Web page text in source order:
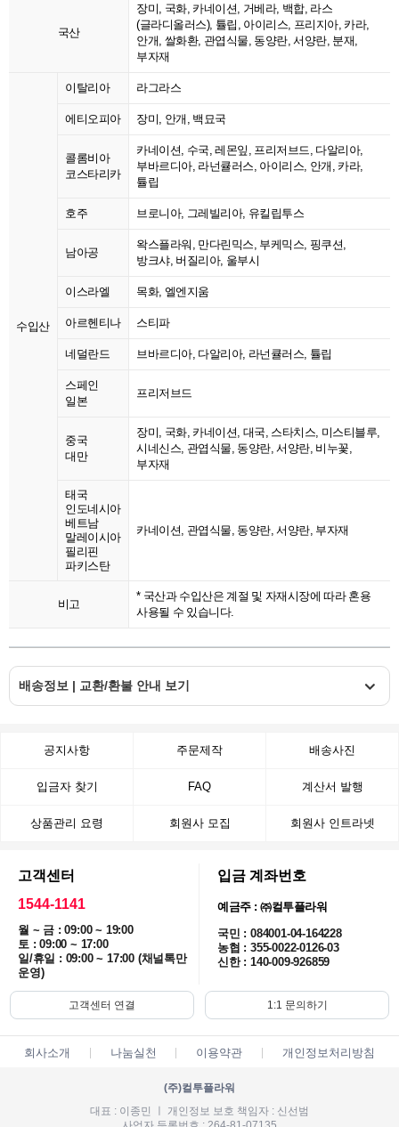
국산
장미, 국화, 카네이션, 거베라, 백합, 라스
(글라디올러스), 튤립, 아이리스, 프리지아, 카라,
안개, 쌀화환, 관엽식물, 동양란, 서양란, 분재,
부자재
수입산
이탈리아 라그라스
에티오피아 장미, 안개, 백묘국
콜롬비아
코스타리카
카네이션, 수국, 레몬잎, 프리저브드, 다알리아,
부바르디아, 라넌큘러스, 아이리스, 안개, 카라,
튤립
호주 브로니아, 그레빌리아, 유킬립투스
남아공
왁스플라워, 만다린믹스, 부케믹스, 핑쿠션,
방크샤, 버질리아, 울부시
이스라엘 목화, 엘엔지움
아르헨티나 스티파
네덜란드 브바르디아, 다알리아, 라넌큘러스, 튤립
스페인
일본
프리저브드
중국
대만
장미, 국화, 카네이션, 대국, 스타치스, 미스티블루,
시네신스, 관엽식물, 동양란, 서양란, 비누꽃,
부자재
태국
인도네시아
베트남
말레이시아
필리핀
파키스탄
카네이션, 관엽식물, 동양란, 서양란, 부자재
비고
* 국산과 수입산은 계절 및 자재시장에 따라 혼용
사용될 수 있습니다.
배송정보 | 교환/환불 안내 보기
공지사항 주문제작 배송사진
입금자 찾기 FAQ 계산서 발행
상품관리 요령 회원사 모집 회원사 인트라넷
고객센터
1544-1141
월 ~ 금 : 09:00 ~ 19:00
토 : 09:00 ~ 17:00
일/휴일 : 09:00 ~ 17:00 (채널톡만
운영)
입금 계좌번호
예금주 : ㈜컬투플라워
국민 : 084001-04-164228
농협 : 355-0022-0126-03
신한 : 140-009-926859
고객센터 연결 1:1 문의하기
회사소개 나눔실천 이용약관 개인정보처리방침
(주)컬투플라워
대표 : 이종민 ㅣ 개인정보 보호 책임자 : 신선범